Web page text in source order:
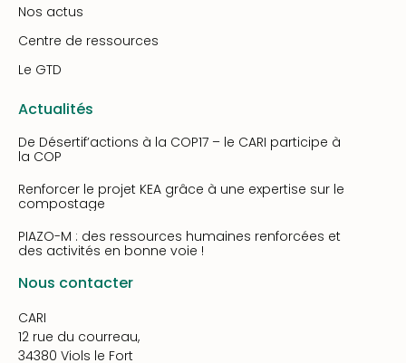
Nos actus
Centre de ressources
Le GTD
Actualités
De Désertif’actions à la COP17 – le CARI participe à
la COP
Renforcer le projet KEA grâce à une expertise sur le
compostage
PIAZO-M : des ressources humaines renforcées et
des activités en bonne voie !
Nous contacter
CARI
12 rue du courreau,
34380 Viols le Fort